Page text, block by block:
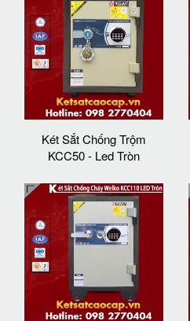
Két Sắt Chống Trộm
KCC50 - Led Tròn